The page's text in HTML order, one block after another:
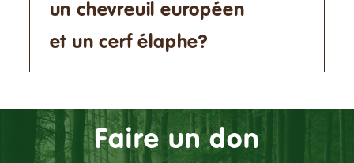
un chevreuil européen
et un cerf élaphe?
Faire un don